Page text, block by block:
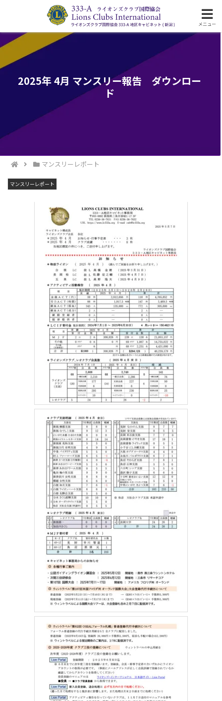
ライオンズクラブ国際協会333-A地区の活動
2025年 4月 マンスリー報告 ダウンロー
ド
マンスリーレポート
マンスリーレポート
メニュー